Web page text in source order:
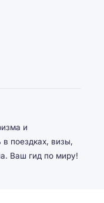
и
поездках, визы,
Ваш гид по миру!